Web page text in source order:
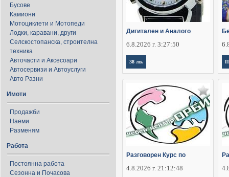
Бусове
Камиони
Мотоциклети и Мотопеди
Лодки, каравани, други
Селскостопанска, строителна
техника
Авточасти и Аксесоари
Автосервизи и Автоуслуги
Авто Разни
Имоти
Продажби
Наеми
Разменям
Работа
Постоянна работа
Сезонна и Почасова
Дигитален и Аналого
6.8.2026 г. 3:27:50
38 лв.
Разговорен Курс по
4.8.2026 г. 21:12:48